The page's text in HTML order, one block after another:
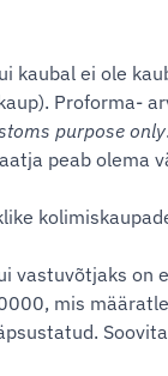
kaubal ei ole
Proforma-
purpose only
peab olema
vastuvõtjaks
mis